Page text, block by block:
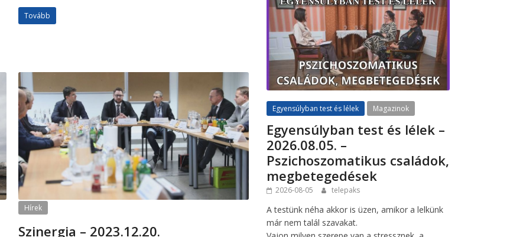
Tovább
Hírek
Szinergia – 2023.12.20.
Egyensúlyban test és lélek Magazinok
Egyensúlyban test és lélek –
2026.08.05. –
Pszichoszomatikus családok,
megbetegedések
2026-08-05 telepaks
A testünk néha akkor is üzen, amikor a lelkünk
már nem talál szavakat.